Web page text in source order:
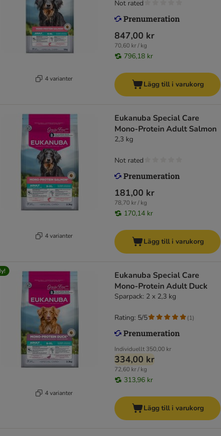
4 varianter
847,00 kr
70,60 kr / kg
796,18 kr
Not rated
Lägg till i varukorg
4 varianter
Eukanuba Special Care
Mono-Protein Adult Salmon
2,3 kg
181,00 kr
78,70 kr / kg
170,14 kr
Not rated
Lägg till i varukorg
4 varianter
Eukanuba Special Care
Mono-Protein Adult Duck
Sparpack: 2 x 2,3 kg
Individuellt 350,00 kr
334,00 kr
72,60 kr / kg
313,96 kr
Rating: 5/5 (1)
Lägg till i varukorg